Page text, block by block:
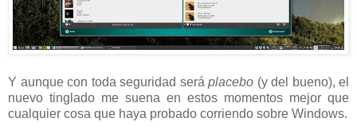
Y aunque con toda seguridad será placebo (y del bueno), el
nuevo tinglado me suena en estos momentos mejor que
cualquier cosa que haya probado corriendo sobre Windows.